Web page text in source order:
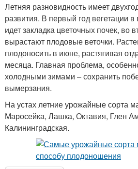
Летняя разновидность имеет
развития. В первый год вегетации в
идет закладка цветочных почек, во
вырастают плодовые веточки.
плодоносить в июне, растягивая
месяца. Главная проблема,
холодными зимами – сохранить
вымерзания.
На устах летние урожайные сорта
Маросейка, Лашка, Октавия, Глен
Калининградская.